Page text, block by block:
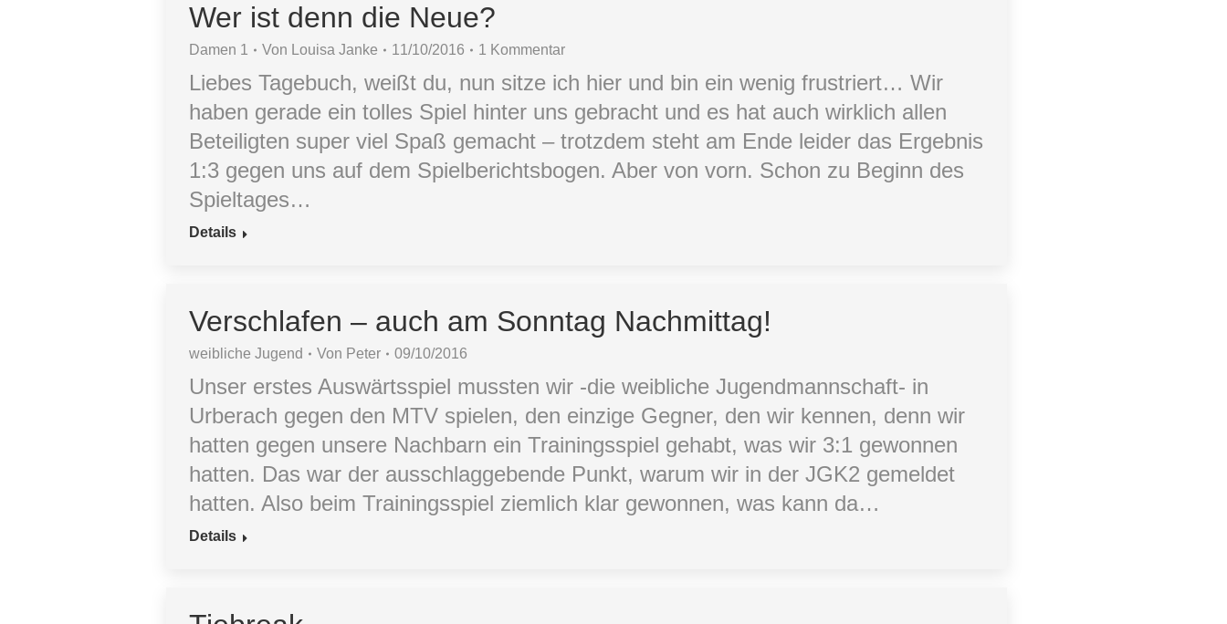
Wer ist denn die Neue?
Damen 1 Von Louisa Janke 11/10/2016 1 Kommentar
Liebes Tagebuch, weißt du, nun sitze ich hier und bin ein wenig frustriert… Wir
haben gerade ein tolles Spiel hinter uns gebracht und es hat auch wirklich allen
Beteiligten super viel Spaß gemacht – trotzdem steht am Ende leider das Ergebnis
1:3 gegen uns auf dem Spielberichtsbogen. Aber von vorn. Schon zu Beginn des
Spieltages…
Details
Verschlafen – auch am Sonntag Nachmittag!
weibliche Jugend Von Peter 09/10/2016
Unser erstes Auswärtsspiel mussten wir -die weibliche Jugendmannschaft- in
Urberach gegen den MTV spielen, den einzige Gegner, den wir kennen, denn wir
hatten gegen unsere Nachbarn ein Trainingsspiel gehabt, was wir 3:1 gewonnen
hatten. Das war der ausschlaggebende Punkt, warum wir in der JGK2 gemeldet
hatten. Also beim Trainingsspiel ziemlich klar gewonnen, was kann da…
Details